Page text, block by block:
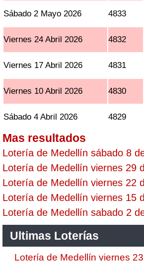
Sábado 2 Mayo 2026 4833
Viernes 24 Abril 2026 4832
Viernes 17 Abril 2026 4831
Viernes 10 Abril 2026 4830
Sábado 4 Abril 2026 4829
Mas resultados
Lotería de Medellín sábado 8
Lotería de Medellín viernes 29
Lotería de Medellín viernes 22
Lotería de Medellín viernes 15
Lotería de Medellín sabado 2
Ultimas Loterías
Lotería de Medellín viernes